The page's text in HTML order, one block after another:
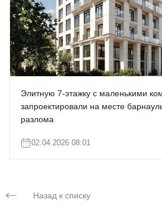
Элитную 7-этажку с маленькими
запроектировали на месте
разлома
02.04.2026 08:01
Назад к списку